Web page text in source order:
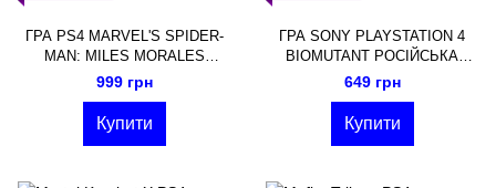
ГРА PS4 MARVEL'S SPIDER-
MAN: MILES MORALES
(РОСІЙСЬКА ОЗВУЧКА)
999 грн
Купити
ГРА SONY PLAYSTATION 4
BIOMUTANT РОСІЙСЬКА
ОЗВУЧКА
649 грн
Купити